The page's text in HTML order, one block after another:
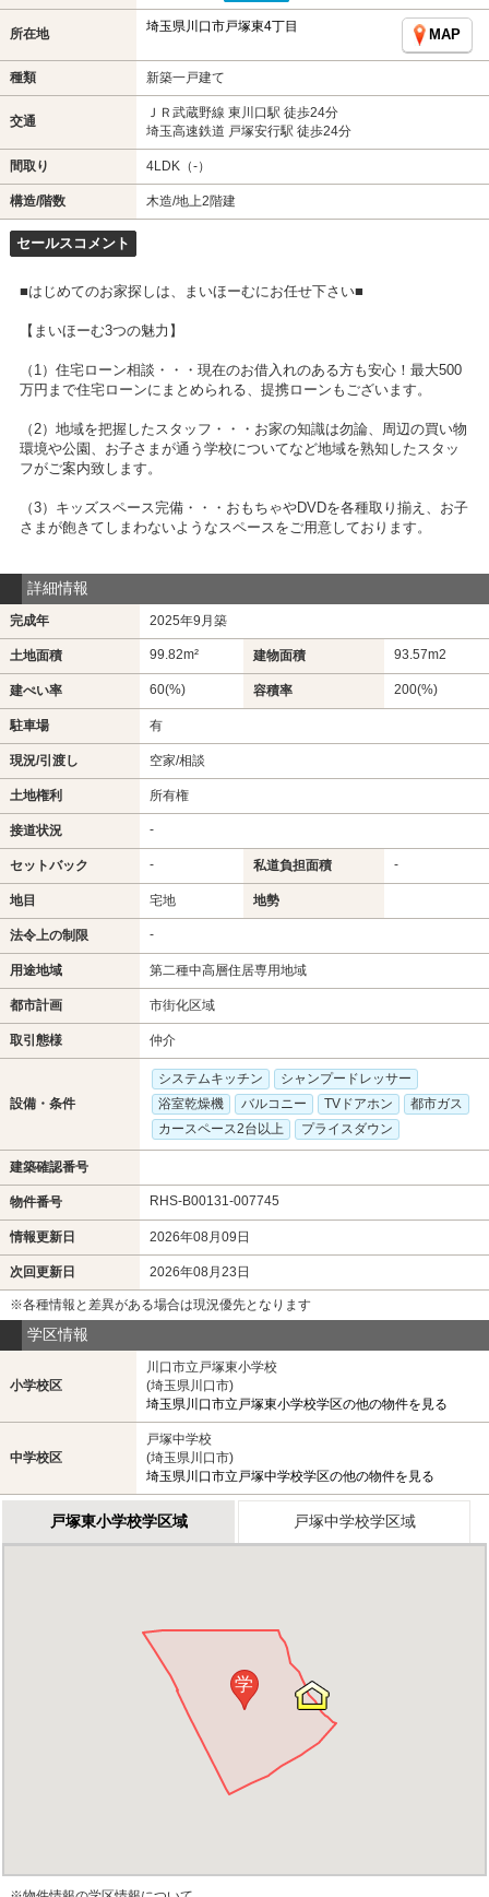
所在地 埼玉県川口市戸塚東4丁目
MAP
種類 新築一戸建て
交通
ＪＲ武蔵野線 東川口駅 徒歩24分
埼玉高速鉄道 戸塚安行駅 徒歩24分
間取り 4LDK（-）
構造/階数 木造/地上2階建
セールスコメント
■はじめてのお家探しは、まいほーむにお任せ下さい■
【まいほーむ3つの魅力】
（1）住宅ローン相談・・・現在のお借入れのある方も安心！最大500
万円まで住宅ローンにまとめられる、提携ローンもございます。
（2）地域を把握したスタッフ・・・お家の知識は勿論、周辺の買い物
環境や公園、お子さまが通う学校についてなど地域を熟知したスタッ
フがご案内致します。
（3）キッズスペース完備・・・おもちゃやDVDを各種取り揃え、お子
さまが飽きてしまわないようなスペースをご用意しております。
詳細情報
完成年 2025年9月築
土地面積 99.82m² 建物面積 93.57m2
建ぺい率 60(%) 容積率 200(%)
駐車場 有
現況/引渡し 空家/相談
土地権利 所有権
接道状況 -
セットバック - 私道負担面積 -
地目 宅地 地勢
法令上の制限 -
用途地域 第二種中高層住居専用地域
都市計画 市街化区域
取引態様 仲介
設備・条件
システムキッチン
シャンプードレッサー
浴室乾燥機
バルコニー TVドアホン
都市ガス
カースペース2台以上
プライスダウン
建築確認番号
物件番号 RHS-B00131-007745
情報更新日 2026年08月09日
次回更新日 2026年08月23日
※各種情報と差異がある場合は現況優先となります
学区情報
小学校区
川口市立戸塚東小学校
(埼玉県川口市)
埼玉県川口市立戸塚東小学校学区の他の物件を見る
中学校区
戸塚中学校
(埼玉県川口市)
埼玉県川口市立戸塚中学校学区の他の物件を見る
戸塚東小学校学区域 戸塚中学校学区域
学